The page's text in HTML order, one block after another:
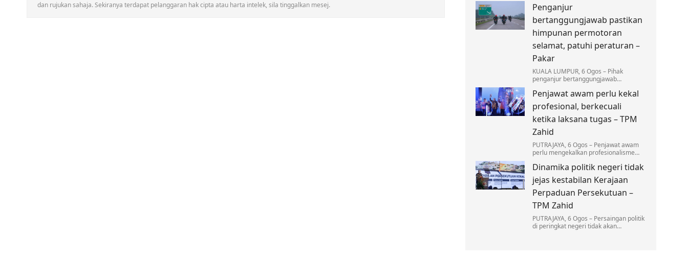
dan rujukan sahaja. Sekiranya terdapat pelanggaran hak cipta atau harta intelek, sila tinggalkan mesej.
luar negara dinasihatkan supaya tidak
mengambil ringan…
Penganjur
bertanggungjawab pastikan
himpunan permotoran
selamat, patuhi peraturan –
Pakar
KUALA LUMPUR, 6 Ogos – Pihak
penganjur bertanggungjawab
himpunan permotoran dilaksanakan
secara selamat…
Penjawat awam perlu kekal
profesional, berkecuali
ketika laksana tugas – TPM
Zahid
PUTRAJAYA, 6 Ogos – Penjawat awam
perlu mengekalkan profesionalisme
tugas, tanpa dipengaruhi oleh sebarang
unsur politik dalam…
Dinamika politik negeri tidak
jejas kestabilan Kerajaan
Perpaduan Persekutuan –
TPM Zahid
PUTRAJAYA, 6 Ogos – Persaingan politik
di peringkat negeri tidak akan